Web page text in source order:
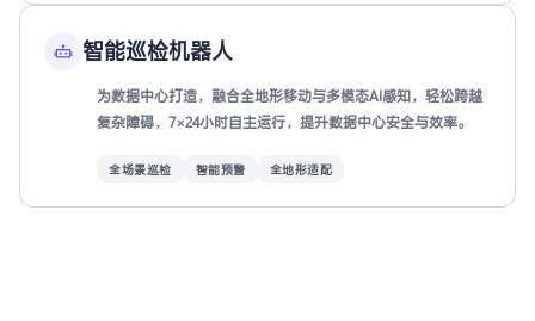
智能巡检机器人
为数据中心打造，融合全地形移动与多模态AI感知，轻松跨越
复杂障碍，7×24小时自主运行，提升数据中心安全与效率。
全场景巡检 智能预警 全地形适配